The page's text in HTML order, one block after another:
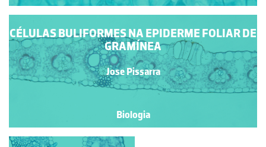
CÉLULAS BULIFORMES NA EPIDERME FOLIAR DE
GRAMÍNEA
Jose Pissarra
Biologia